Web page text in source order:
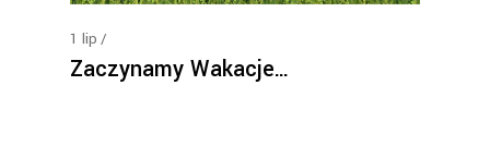
1 lip
Zaczynamy Wakacje…